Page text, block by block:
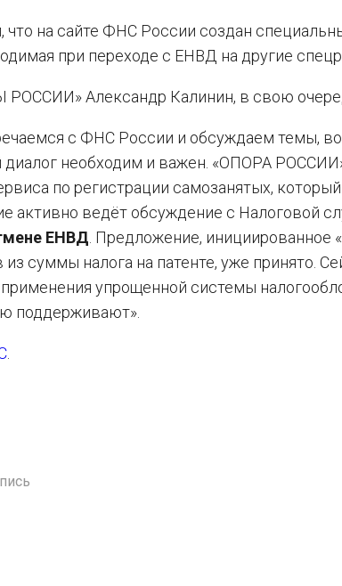
на сайте ФНС России создан
при переходе с ЕНВД на другие
Александр Калинин, в свою
с ФНС России и обсуждаем темы,
диалог необходим и важен. «ОПОРА
по регистрации самозанятых,
активно ведёт обсуждение с Налоговой
ЕНВД . Предложение,
суммы налога на патенте, уже принято.
упрощенной системы
поддерживают».